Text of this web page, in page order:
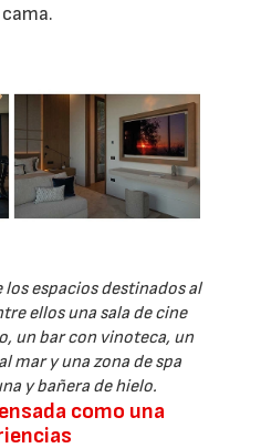
espacios destinados al
ellos una sala de cine
un bar con vinoteca, un
mar y una zona de spa
y bañera de hielo.
como una